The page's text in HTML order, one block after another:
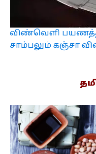
விண்வெளி
சாம்பலும் கஞ்சா